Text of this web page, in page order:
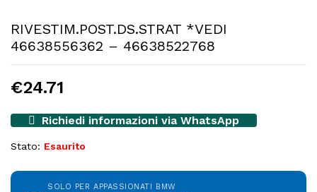
RIVESTIM.POST.DS.STRAT *VEDI
46638556362 – 46638522768
€24.71
Richiedi informazioni via WhatsApp
Stato: Esaurito
SOLO PER APPASSIONATI BMW